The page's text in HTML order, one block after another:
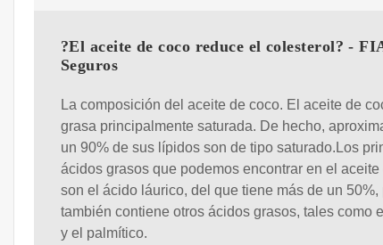
?El aceite de coco reduce el colesterol? -
Seguros
La composición del aceite de coco. El aceite de
grasa principalmente saturada. De hecho,
un 90% de sus lípidos son de tipo saturado.Los
ácidos grasos que podemos encontrar en el aceite
son el ácido láurico, del que tiene más de un 50%,
también contiene otros ácidos grasos, tales como
y el palmítico.